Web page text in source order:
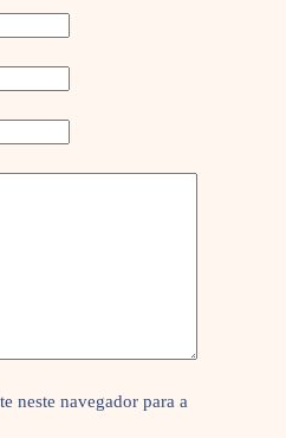
neste navegador para a